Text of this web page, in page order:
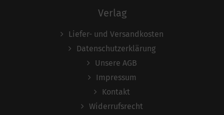
Verlag
Liefer- und Versandkosten
Datenschutzerklärung
Unsere AGB
Impressum
Kontakt
Widerrufsrecht